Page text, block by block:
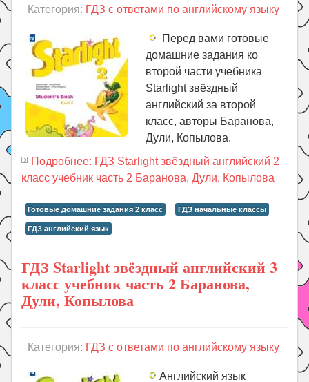
Категория: ГДЗ с ответами по английскому языку
Перед вами готовые
домашние задания ко
второй части учебника
Starlight звёздный
английский за второй
класс, авторы Баранова,
Дули, Копылова.
Подробнее: ГДЗ Starlight звёздный английский 2
класс учебник часть 2 Баранова, Дули, Копылова
Готовые домашние задания 2 класс ГДЗ начальные классы
ГДЗ английский язык
ГДЗ Starlight звёздный английский 3
класс учебник часть 2 Баранова,
Дули, Копылова
Категория: ГДЗ с ответами по английскому языку
Английский язык